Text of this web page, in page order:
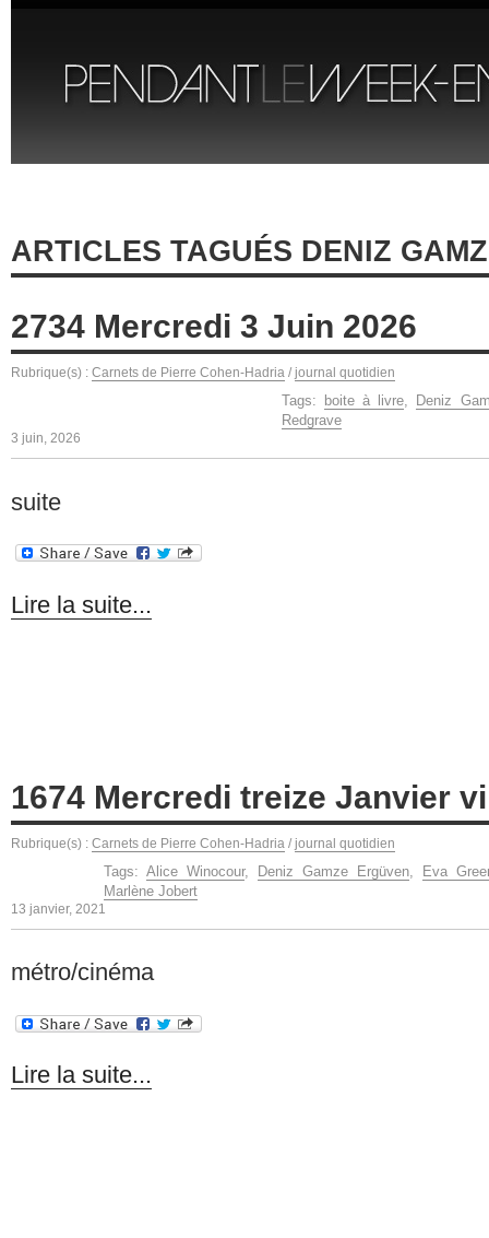
ARTICLES TAGUÉS DENIZ
2734 Mercredi 3 Juin 2026
Rubrique(s) : Carnets de Pierre Cohen-Hadria / journal quotidien
Tags: boite à livre,
Deniz
Redgrave
3 juin, 2026
suite
Lire la suite...
1674 Mercredi treize Janvier
Rubrique(s) : Carnets de Pierre Cohen-Hadria / journal quotidien
Tags: Alice Winocour, Deniz Gamze Ergüven
Eva
Marlène Jobert
13 janvier, 2021
métro/cinéma
Lire la suite...